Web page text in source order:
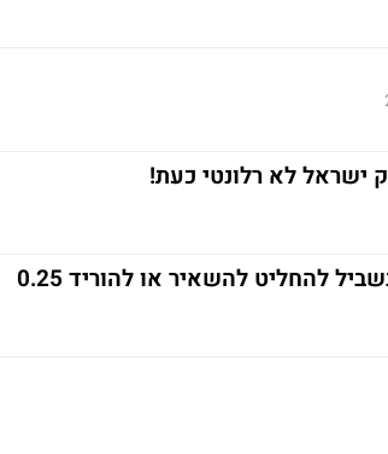
ישראל לא רלונטי כעת!